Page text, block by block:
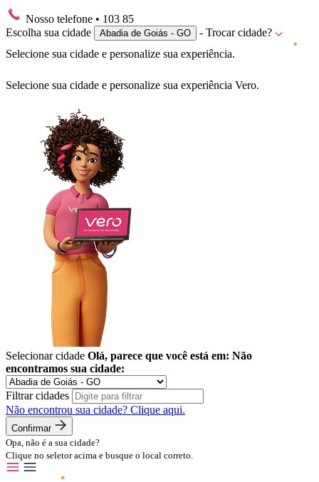
Nosso telefone • 103 85
Escolha sua cidade
Abadia de Goiás - GO
- Trocar cidade?
Selecione sua cidade e personalize sua experiência.
Selecione sua cidade e personalize sua experiência Vero.
Selecionar cidade Olá, parece que você está em: Não
encontramos sua cidade:
Filtrar cidades
Não encontrou sua cidade? Clique aqui.
Confirmar
Opa, não é a sua cidade?
Clique no seletor acima e busque o local correto.